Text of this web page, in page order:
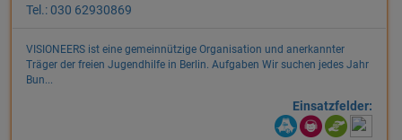
Tel.: 030 62930869
VISIONEERS ist eine gemeinnützige Organisation und anerkannter
Träger der freien Jugendhilfe in Berlin. Aufgaben Wir suchen jedes Jahr
Bun...
Einsatzfelder: